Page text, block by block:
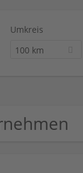
Umkreis
100 km